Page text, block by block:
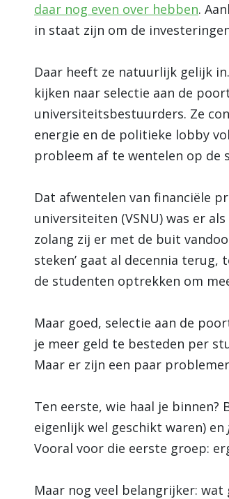
daar nog even over hebben.
in staat zijn om de
Daar heeft ze natuurlijk gelijk
kijken naar selectie aan de
universiteitsbestuurders. Ze
energie en de politieke lobby
probleem af te wentelen op de
Dat afwentelen van financiële
universiteiten (VSNU) was er
zolang zij er met de buit
steken’ gaat al decennia terug,
de studenten optrekken om
Maar goed, selectie aan de
je meer geld te besteden per
Maar er zijn een paar
Ten eerste, wie haal je binnen?
eigenlijk wel geschikt waren) en
Vooral voor die eerste groep:
Maar nog veel belangrijker: wat